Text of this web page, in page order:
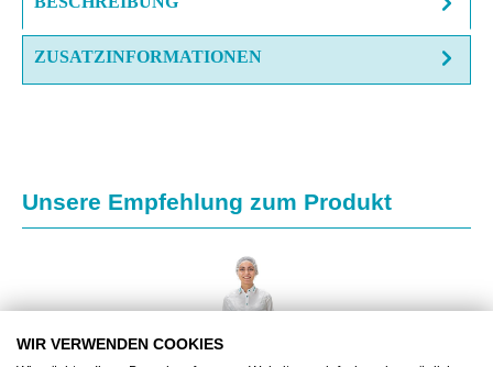
ZUSATZINFORMATIONEN
Produktgalerie überspringen
Unsere Empfehlung zum Produkt
WIR VERWENDEN COOKIES